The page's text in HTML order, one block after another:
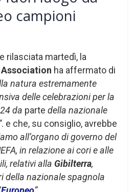
campioni
rilasciata martedì, la
ha affermato di
natura estremamente
delle celebrazioni per la
da parte della nazionale
. e che, su consiglio, avrebbe
all’organo di governo del
in relazione ai cori e alle
relativi alla Gibilterra,
della nazionale spagnola